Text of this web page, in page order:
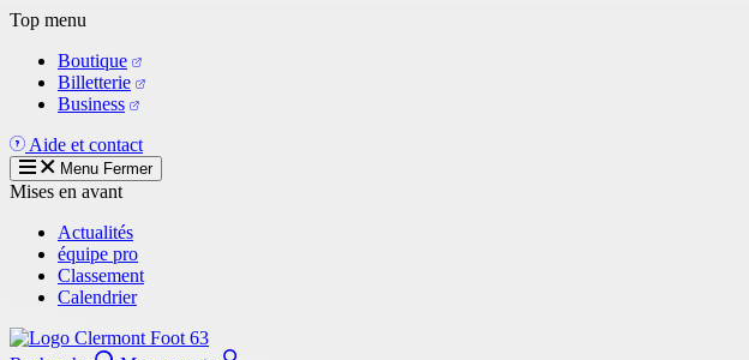
Aller
contenu
principal
Top menu
Boutique
Billetterie
Business
Aide et contact
Menu Fermer
Mises en avant
Actualités
équipe pro
Classement
Calendrier